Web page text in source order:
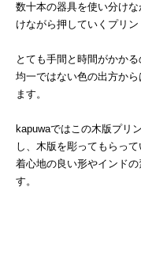
数十本の器具を使い分け
けながら押していくプリン
とても手間と時間がかか
均一ではない色の出方か
ます。
kapuwaではこの木版プリ
し、木版を彫ってもらって
着心地の良い形やインド
す。